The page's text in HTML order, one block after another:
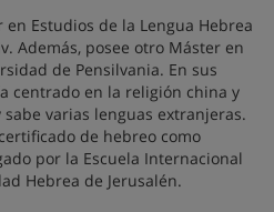
Estudios de la Lengua Hebrea
Además, posee otro Máster en
de Pensilvania. En sus
centrado en la religión china y
varias lenguas extranjeras.
de hebreo como
por la Escuela Internacional
Hebrea de Jerusalén.